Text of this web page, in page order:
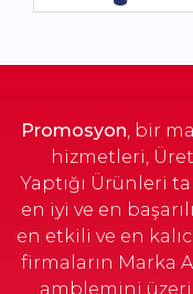
Promosyon, bir
hizmetleri,
Yaptığı Ürünleri
en iyi ve en
en etkili ve en
firmaların Marka
amblemini